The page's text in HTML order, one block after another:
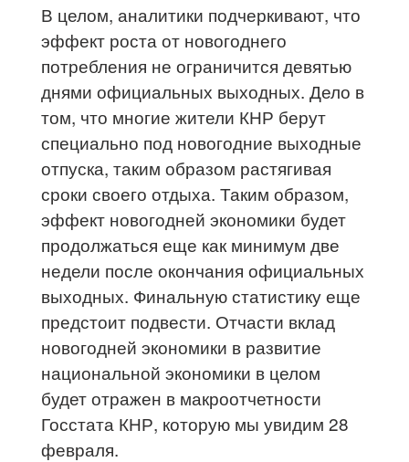
В целом, аналитики подчеркивают, что
эффект роста от новогоднего
потребления не ограничится девятью
днями официальных выходных. Дело в
том, что многие жители КНР берут
специально под новогодние выходные
отпуска, таким образом растягивая
сроки своего отдыха. Таким образом,
эффект новогодней экономики будет
продолжаться еще как минимум две
недели после окончания официальных
выходных. Финальную статистику еще
предстоит подвести. Отчасти вклад
новогодней экономики в развитие
национальной экономики в целом
будет отражен в макроотчетности
Госстата КНР, которую мы увидим 28
февраля.